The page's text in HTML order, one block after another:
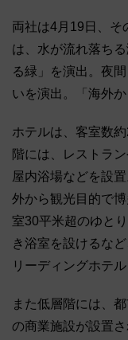
両社は4月19日、そ
は、水が流れ落ち
る緑」を演出。夜
いを演出。「海外
ホテルは、客室数
階には、レストラ
屋内浴場などを設
外から観光目的で
室30平米超のゆと
き浴室を設けるな
リーディングホテ
また低層階には、
の商業施設が設置